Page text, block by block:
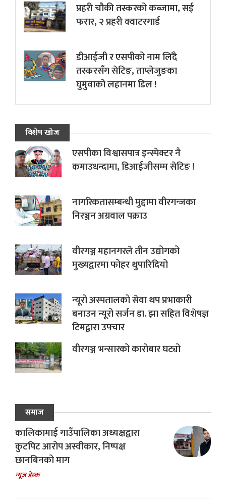
प्रहरी चौकी तस्करको कब्जामा, सई
फरार, २ प्रहरी क्वाटरगार्ड
डीआईजी र एसपीको नाम लिँदै
तस्करसँग सेटिङ, ताप्लेजुङका
घुमुवाको लहानमा डिल !
विशेष खोज
एसपीका विश्वासपात्र इन्स्पेक्टर नै
कमाउधन्दामा, डिआईजीसम्म सेटिङ !
नागरिकतासम्बन्धी मुद्दामा वीरगन्जका
निरञ्जन अग्रवाल पक्राउ
वीरगञ्ज महानगरले तीन उद्योगको
मुख्यद्वारमा फोहर थुपारिदियो
न्यूरो अस्पतालको सेवा थप प्रभाकारी
बनाउन न्यूरो सर्जन डा. झा सहित विशेषज्ञ
टिमद्वारा उपचार
वीरगञ्ज भन्सारको कारोबार घट्यो
समाज
कालिकामाई गाउँपालिका अध्यक्षद्वारा
कुटपिट आरोप अस्वीकार, निष्पक्ष
छानबिनको माग
न्यूज डेस्क